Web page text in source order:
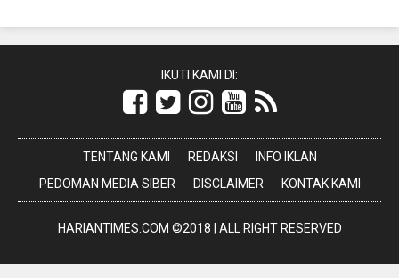
IKUTI KAMI DI:
TENTANG KAMI REDAKSI
INFO IKLAN
PEDOMAN MEDIA SIBER
DISCLAIMER KONTAK KAMI
HARIANTIMES.COM ©2018 | ALL RIGHT RESERVED